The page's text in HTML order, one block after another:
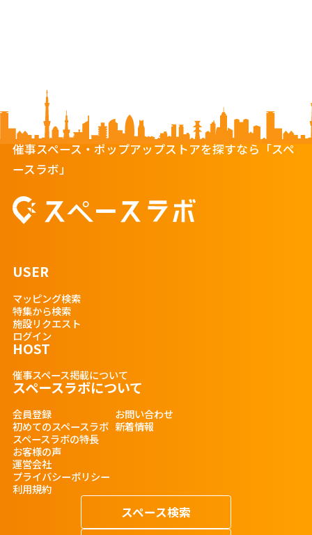
催事スペース・ポップアップストアを探すなら「スペ
ースラボ」
USER
マッピング検索
特集から検索
施設リクエスト
ログイン
HOST
催事スペース掲載について
スペースラボについて
会員登録
初めてのスペースラボ
スペースラボの特長
お客様の声
運営会社
プライバシーポリシー
利用規約
お問い合わせ
新着情報
スペース検索